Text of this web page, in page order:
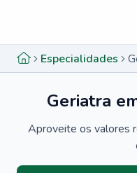
Especialidades
Geriatra
Aproveite os valores